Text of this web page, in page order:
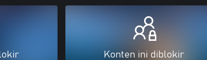
Konten ini diblokir